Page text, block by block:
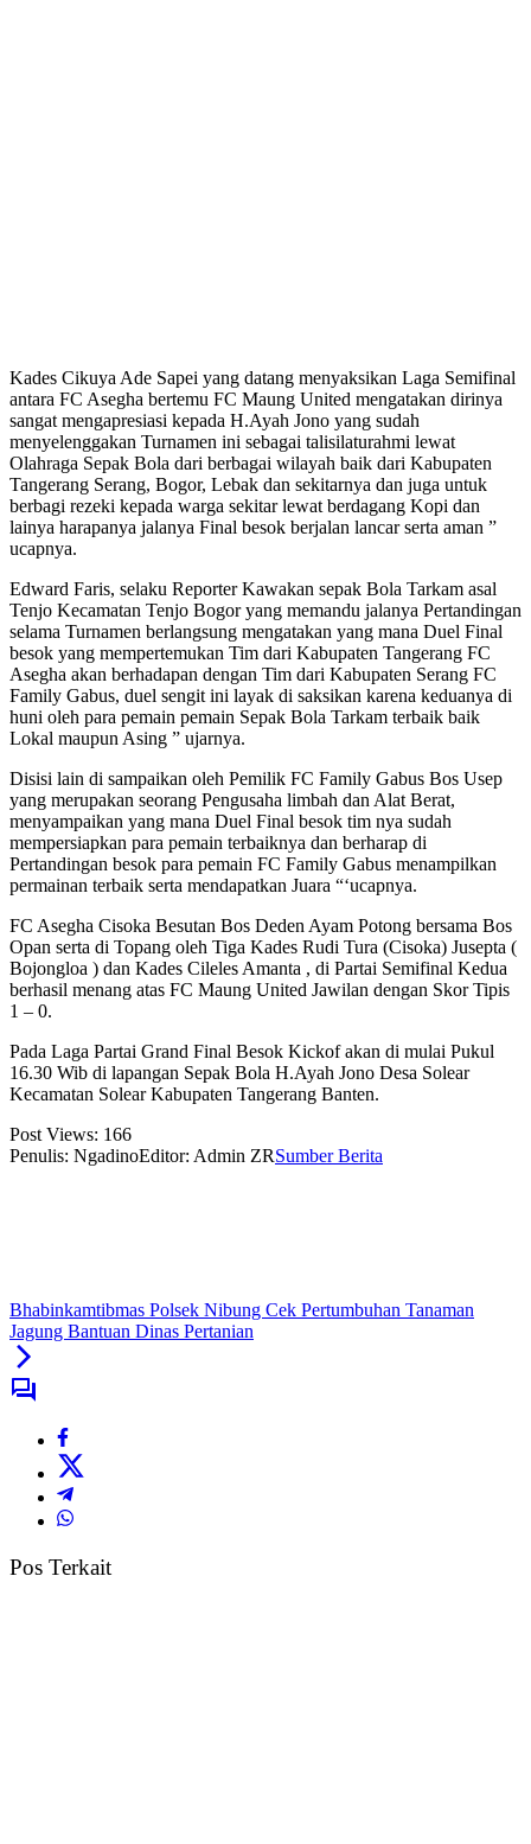
Kades Cikuya Ade Sapei yang datang menyaksikan Laga Semifinal
antara FC Asegha bertemu FC Maung United mengatakan dirinya
sangat mengapresiasi kepada H.Ayah Jono yang sudah
menyelenggakan Turnamen ini sebagai talisilaturahmi lewat
Olahraga Sepak Bola dari berbagai wilayah baik dari Kabupaten
Tangerang Serang, Bogor, Lebak dan sekitarnya dan juga untuk
berbagi rezeki kepada warga sekitar lewat berdagang Kopi dan
lainya harapanya jalanya Final besok berjalan lancar serta aman ”
ucapnya.
Edward Faris, selaku Reporter Kawakan sepak Bola Tarkam asal
Tenjo Kecamatan Tenjo Bogor yang memandu jalanya Pertandingan
selama Turnamen berlangsung mengatakan yang mana Duel Final
besok yang mempertemukan Tim dari Kabupaten Tangerang FC
Asegha akan berhadapan dengan Tim dari Kabupaten Serang FC
Family Gabus, duel sengit ini layak di saksikan karena keduanya di
huni oleh para pemain pemain Sepak Bola Tarkam terbaik baik
Lokal maupun Asing ” ujarnya.
Disisi lain di sampaikan oleh Pemilik FC Family Gabus Bos Usep
yang merupakan seorang Pengusaha limbah dan Alat Berat,
menyampaikan yang mana Duel Final besok tim nya sudah
mempersiapkan para pemain terbaiknya dan berharap di
Pertandingan besok para pemain FC Family Gabus menampilkan
permainan terbaik serta mendapatkan Juara “‘ucapnya.
FC Asegha Cisoka Besutan Bos Deden Ayam Potong bersama Bos
Opan serta di Topang oleh Tiga Kades Rudi Tura (Cisoka) Jusepta (
Bojongloa ) dan Kades Cileles Amanta , di Partai Semifinal Kedua
berhasil menang atas FC Maung United Jawilan dengan Skor Tipis
1 – 0.
Pada Laga Partai Grand Final Besok Kickof akan di mulai Pukul
16.30 Wib di lapangan Sepak Bola H.Ayah Jono Desa Solear
Kecamatan Solear Kabupaten Tangerang Banten.
Post Views: 166
Penulis: NgadinoEditor: Admin ZRSumber Berita
Bhabinkamtibmas Polsek Nibung Cek Pertumbuhan Tanaman
Jagung Bantuan Dinas Pertanian
Pos Terkait